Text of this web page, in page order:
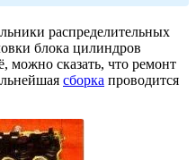
распределительных
блока цилиндров
можно сказать, что ремонт
сборка проводится